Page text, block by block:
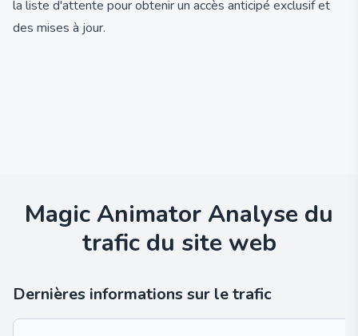
la liste d'attente pour obtenir un accès anticipé exclusif et
des mises à jour.
Magic AnimatorAnalyse du
trafic du site web
Dernières informations sur le trafic